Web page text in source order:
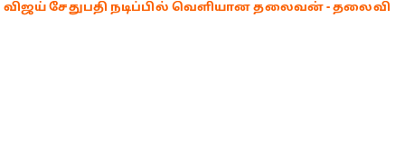
விஜய் சேதுபதி நடிப்பில் வெளியான தலைவன் - தலைவி